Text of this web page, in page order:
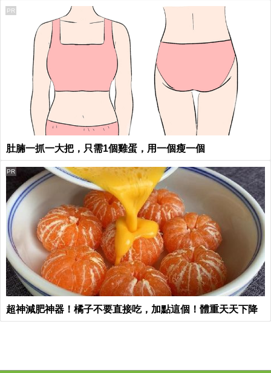
肚腩一抓一大把，只需1個雞蛋，用一個瘦一個
PR
超神減肥神器！橘子不要直接吃，加點這個！體重天天下降
PR